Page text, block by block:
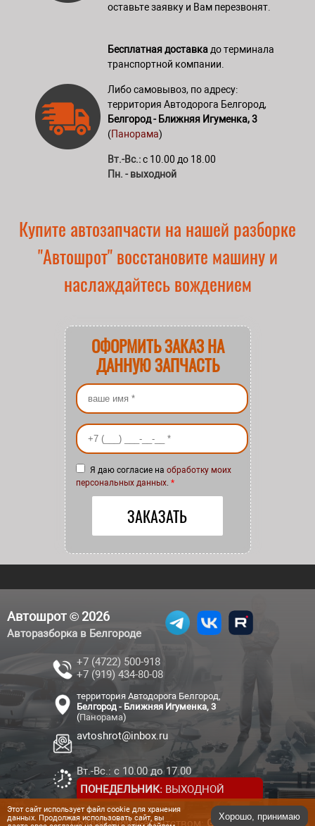
оставьте заявку и Вам перезвонят.
Бесплатная доставка до терминала
транспортной компании.
Либо самовывоз, по адресу:
территория Автодорога Белгород,
Белгород - Ближняя Игуменка, 3
(Панорама)
Вт.-Вс.:с 10.00 до 18.00
Пн. - выходной
Купите автозапчасти на нашей разборке
"Автошрот" восстановите машину и
наслаждайтесь вождением
ОФОРМИТЬ ЗАКАЗ НА
ДАННУЮ ЗАПЧАСТЬ
Ваше имя*
Ваш номер телефона*
Я даю согласие на обработку моих
персональных данных. *
Автошрот © 2026
Авторазборка в Белгороде
+7 (4722) 500-918
+7 (919) 434-80-08
территория Автодорога Белгород,
Белгород - Ближняя Игуменка, 3
(Панорама)
avtoshrot@inbox.ru
Вт.-Вс.: с 10.00 до 17.00
ПОНЕДЕЛЬНИК: ВЫХОДНОЙ
Создан Digital-агентством: Genesis
Этот сайт использует файл cookie для хранения
данных. Продолжая использовать сайт, вы
Хорошо, принимаю